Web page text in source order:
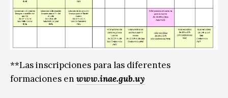
**Las inscripciones para las diferentes
formaciones en www.inae.gub.uy